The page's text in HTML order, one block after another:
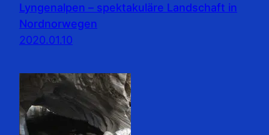
Lyngenalpen – spektakuläre Landschaft in
Nordnorwegen
2020.01.10